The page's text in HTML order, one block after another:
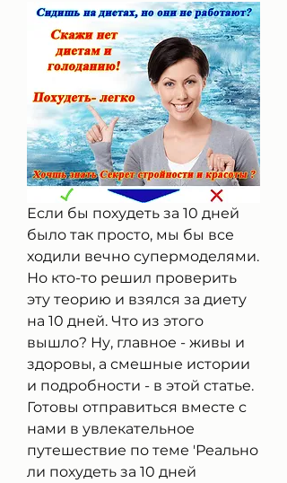
Если бы похудеть за 10 дней
было так просто, мы бы все
ходили вечно супермоделями.
Но кто-то решил проверить
эту теорию и взялся за диету
на 10 дней. Что из этого
вышло? Ну, главное - живы и
здоровы, а смешные истории
и подробности - в этой статье.
Готовы отправиться вместе с
нами в увлекательное
путешествие по теме 'Реально
ли похудеть за 10 дней